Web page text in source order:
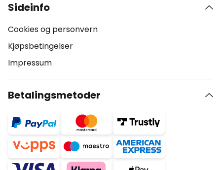
Sideinfo
Cookies og personvern
Kjøpsbetingelser
Impressum
Betalingsmetoder